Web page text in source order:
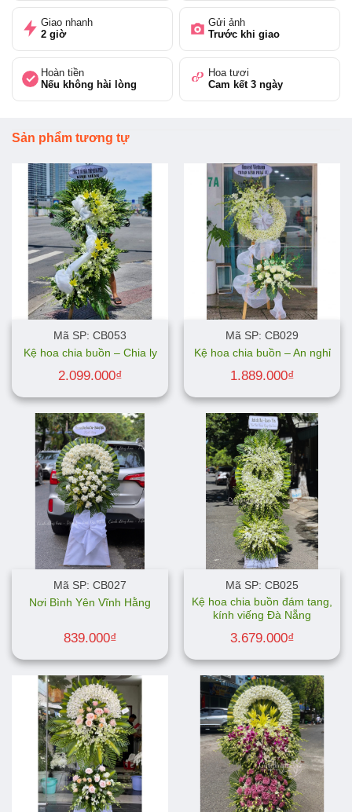
Giao nhanh
2 giờ
Gửi ảnh
Trước khi giao
Hoàn tiền
Nếu không hài lòng
Hoa tươi
Cam kết 3 ngày
Sản phẩm tương tự
Mã SP: CB053
Kệ hoa chia buồn – Chia ly
2.099.000₫
Mã SP: CB029
Kệ hoa chia buồn – An nghỉ
1.889.000₫
Mã SP: CB027
Nơi Bình Yên Vĩnh Hằng
839.000₫
Mã SP: CB025
Kệ hoa chia buồn đám tang,
kính viếng Đà Nẵng
3.679.000₫